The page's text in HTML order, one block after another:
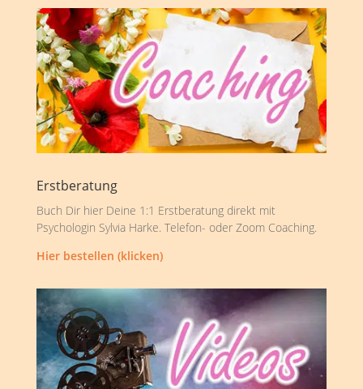
Erstberatung
Buch Dir hier Deine 1:1 Erstberatung direkt mit
Psychologin Sylvia Harke. Telefon- oder Zoom Coaching.
Hier bestellen (klicken)